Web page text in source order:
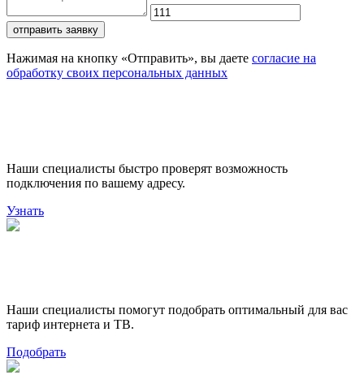
отправить заявку
Нажимая на кнопку «Отправить», вы даете согласие на
обработку своих персональных данных
Наши специалисты быстро проверят возможность
подключения по вашему адресу.
Узнать
Наши специалисты помогут подобрать оптимальный для вас
тариф интернета и ТВ.
Подобрать